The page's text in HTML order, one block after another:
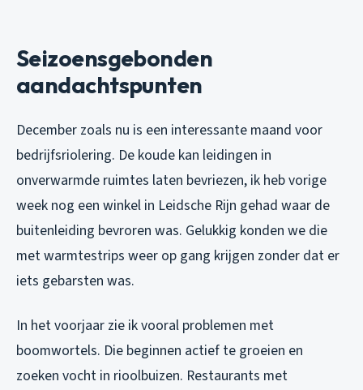
Seizoensgebonden
aandachtspunten
December zoals nu is een interessante maand voor
bedrijfsriolering. De koude kan leidingen in
onverwarmde ruimtes laten bevriezen, ik heb vorige
week nog een winkel in Leidsche Rijn gehad waar de
buitenleiding bevroren was. Gelukkig konden we die
met warmtestrips weer op gang krijgen zonder dat er
iets gebarsten was.
In het voorjaar zie ik vooral problemen met
boomwortels. Die beginnen actief te groeien en
zoeken vocht in rioolbuizen. Restaurants met